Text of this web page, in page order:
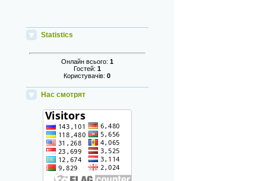
Statistics
Онлайн всього: 1
Гостей: 1
Користувачів:0
Нас смотрят